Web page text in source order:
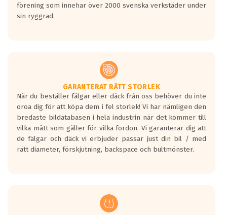
förening som innehar över 2000 svenska verkstäder under
sin ryggrad.
GARANTERAT RÄTT STORLEK
När du beställer fälgar eller däck från oss behöver du inte
oroa dig för att köpa dem i fel storlek! Vi har nämligen den
bredaste bildatabasen i hela industrin när det kommer till
vilka mått som gäller för vilka fordon. Vi garanterar dig att
de fälgar och däck vi erbjuder passar just din bil / med
rätt diameter, förskjutning, backspace och bultmönster.